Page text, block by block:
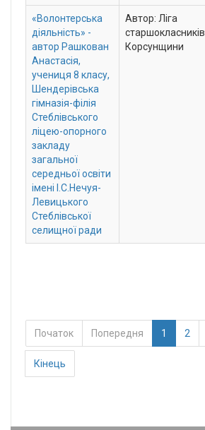
«Волонтерська
діяльність» -
автор Рашкован
Анастасія,
учениця 8 класу,
Шендерівська
гімназія-філія
Стеблівського
ліцею-опорного
закладу
загальної
середньої освіти
імені І.С.Нечуя-
Левицького
Стеблівської
селищної ради
Автор: Ліга
старшокласників
Корсунщини
Початок Попередня 1 2
Кінець